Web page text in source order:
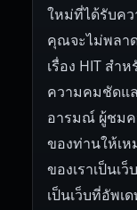
ใหม่ที่ได้รับค
คุณจะไม่พลา
เรื่อง HIT สำ
ความคมชัดแ
อารมณ์ ผู้ชมค
ของท่านให้เห
ของเราเป็นเ
เป็นเว็บที่อัพ